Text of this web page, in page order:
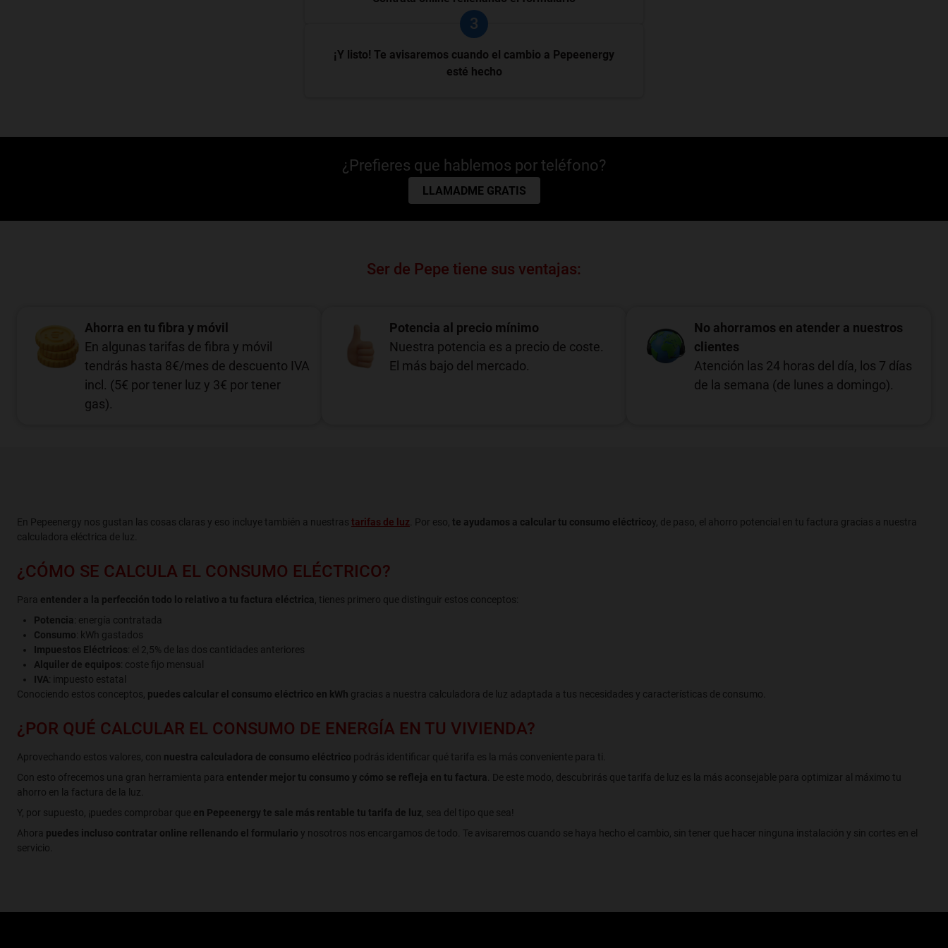
3
¡Y listo! Te avisaremos cuando el cambio a Pepeenergy
esté hecho
¿Prefieres que hablemos por teléfono?
LLAMADME GRATIS
Ser de Pepe tiene sus ventajas:
Ahorra en tu fibra y móvil
En algunas tarifas de fibra y móvil
tendrás hasta 8€/mes de descuento IVA
incl. (5€ por tener luz y 3€ por tener
gas).
Potencia al precio mínimo
Nuestra potencia es a precio de coste.
El más bajo del mercado.
No ahorramos en atender a nuestros
clientes
Atención las 24 horas del día, los 7 días
de la semana (de lunes a domingo).
En Pepeenergy nos gustan las cosas claras y eso incluye también a nuestras tarifas de luz . Por eso, te ayudamos a calcular tu consumo eléctricoy, de paso, el ahorro potencial en tu factura gracias a nuestra
calculadora eléctrica de luz.
¿CÓMO SE CALCULA EL CONSUMO ELÉCTRICO?
Para entender a la perfección todo lo relativo a tu factura eléctrica , tienes primero que distinguir estos conceptos:
Potencia: energía contratada
Consumo: kWh gastados
Impuestos Eléctricos: el 2,5% de las dos cantidades anteriores
Alquiler de equipos: coste fijo mensual
IVA: impuesto estatal
Conociendo estos conceptos, puedes calcular el consumo eléctrico en kWh gracias a nuestra calculadora de luz adaptada a tus necesidades y características de consumo.
¿POR QUÉ CALCULAR EL CONSUMO DE ENERGÍA EN TU VIVIENDA?
Aprovechando estos valores, con nuestra calculadora de consumo eléctrico podrás identificar qué tarifa es la más conveniente para ti.
Con esto ofrecemos una gran herramienta para entender mejor tu consumo y cómo se refleja en tu factura
. De este modo, descubrirás que tarifa de luz es la más aconsejable para optimizar al máximo tu
ahorro en la factura de la luz.
Y, por supuesto, ¡puedes comprobar que en Pepeenergy te sale más rentable tu tarifa de luz , sea del tipo que sea!
Ahora puedes incluso contratar online rellenando el formulario y nosotros nos encargamos de todo. Te avisaremos cuando se haya hecho el cambio, sin tener que hacer ninguna instalación y sin cortes en el
servicio.